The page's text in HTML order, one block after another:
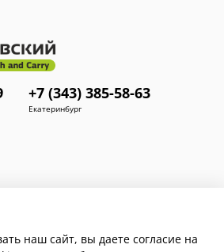
+7 (343) 385-58-63
Екатеринбург
наш сайт, вы даете согласие на